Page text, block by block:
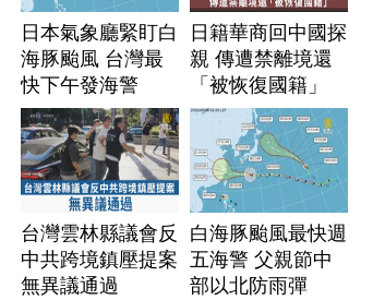
日本氣象廳緊盯白
海豚颱風 台灣最
快下午發海警
日籍華商回中國探
親 傳遭禁離境還
「被恢復國籍」
台灣雲林縣議會反
中共跨境鎮壓提案
無異議通過
白海豚颱風最快週
五海警 父親節中
部以北防雨彈